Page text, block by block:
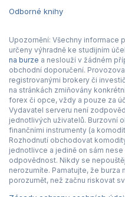
Odborné knihy
Upozornění: Všechny informace
určeny výhradně ke studijním
na burze a neslouží v žádném
obchodní doporučení.
registrovanými brokery či
na stránkách zmiňovány
forex či opce, vždy a pouze za
Vydavatel serveru není
jednotlivých uživatelů. Burzovní
finančními instrumenty (a
Rozhodnutí obchodovat
jednotlivce a jedině on sám
odpovědnost. Nikdy se
nerozumíte. Pamatujte, že burza
porozumět, než začnu riskovat